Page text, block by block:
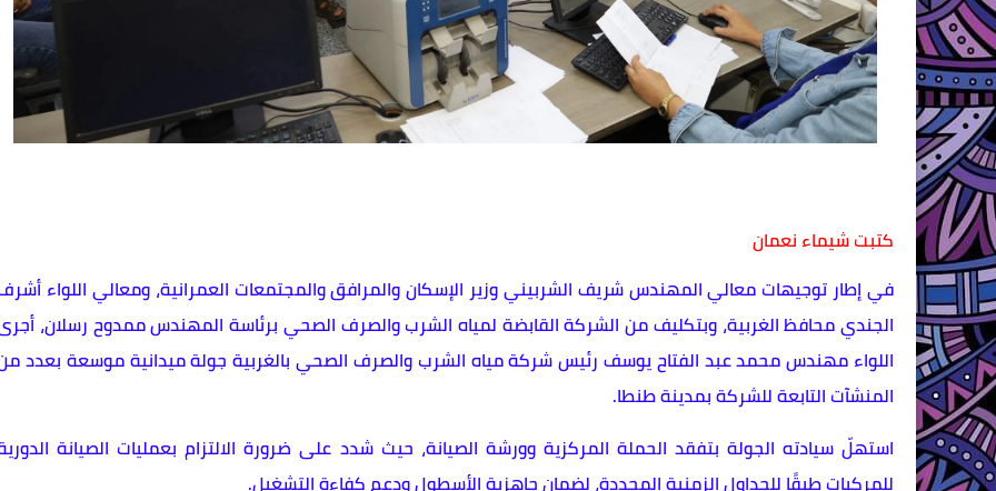
كتبت شيماء نعمان
في إطار توجيهات معالي المهندس شريف الشربيني وزير الإسكان والمرافق والمجتمعات العمرانية، ومعالي اللواء
الجندي محافظ الغربية، وبتكليف من الشركة القابضة لمياه الشرب والصرف الصحي برئاسة المهندس ممدوح رسلان،
اللواء مهندس محمد عبد الفتاح يوسف رئيس شركة مياه الشرب والصرف الصحي بالغربية جولة ميدانية موسعة بعدد
المنشآت التابعة للشركة بمدينة طنطا.
استهلّ سيادته الجولة بتفقد الحملة المركزية وورشة الصيانة، حيث شدد على ضرورة الالتزام بعمليات الصيانة
للمركبات طبقًا للجداول الزمنية المحددة، لضمان جاهزية الأسطول ودعم كفاءة التشغيل.